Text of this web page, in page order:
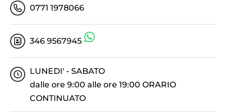
0771 1978066
346 9567945
LUNEDI' - SABATO
dalle ore 9:00 alle ore 19:00 ORARIO
CONTINUATO